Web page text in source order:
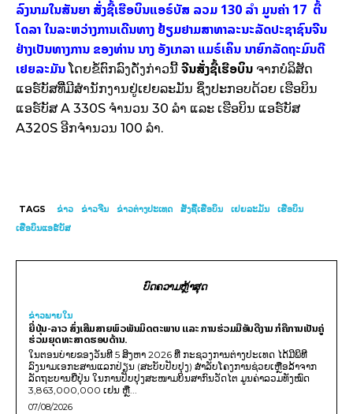
ລົງນາມໃນສັນຍາ ສັ່ງຊື້ເຮືອບິນແອຣ໌ບັສ ລວມ 130 ລຳ ມູນຄ່າ 17 ຕື້
ໂດລາ ໃນລະຫວ່າງການເດີນທາງ ຢ້ຽມຢາມສາທາລະນະລັດປະຊາຊົນຈີນ
ຢ່າງເປັນທາງການ ຂອງທ່ານ ນາງ ອັງເກລາ ແມຣ໌ເຄິນ ນາຍົກລັດຖະມົນຕີ
ເຢຍລະມັນ ໂດຍຂໍ້ຕົກລົງດັ່ງກ່າວນີ້ ຈີນສັ່ງຊື້ເຮືອບິນ ຈາກບໍລິສັດ
ແອຣ໌ບັສທີີ່ມີສຳນັກງານຢູ່ເຢຍລະມັນ ຊຶ່ງປະກອບດ້ວຍ ເຮືອບິນ
ແອຣ໌ບັສ A 330S ຈຳນວນ 30 ລຳ ແລະ ເຮືອບິນ ແອຣ໌ບັສ
A320S ອີກຈຳນວນ 100 ລຳ.
TAGS ຂ່າວ ຂ່າວຈີນ ຂ່າວຕ່າງປະເທດ ສັ່ງຊື້ເຮືອບິນ ເຢຍລະມັນ
ເຮືອບິນ
ເຮືອບິນແອຣ໌ບັສ
ບົດຄວາມຫຼ້າສຸດ
ຂ່າວພາຍ​ໃນ
ຍີ່ປຸ່ນ-ລາວ ສົ່ງເສີມສາຍພົວພັນມິດຕະພາບ ແລະ ການຮ່ວມມືອັນດີງາມ ກໍຄືການເປັນຄູ່
ຮ່ວມຍຸດທະສາດຮອບດ້ານ.
ໃນຕອນບ່າຍຂອງວັນທີ 5 ສິງຫາ 2026 ທີ່ ກະຊວງການຕ່າງປະເທດ ໄດ້ມີພິທີ
ລົງນາມເອກະສານແລກປ່ຽນ (ສະບັບປັບປຸງ) ສໍາລັບໂຄງການຊ່ວຍເຫຼືອລ້າຈາກ
ລັດຖະບານຍີ່ປຸ່ນ ໃນການປັບປຸງສະໜາມບິນສາກົນວັດໄຕ ມູນຄ່າລວມທັງໝົດ
3,863,000,000 ເຢນ ຫຼື...
07/08/2026